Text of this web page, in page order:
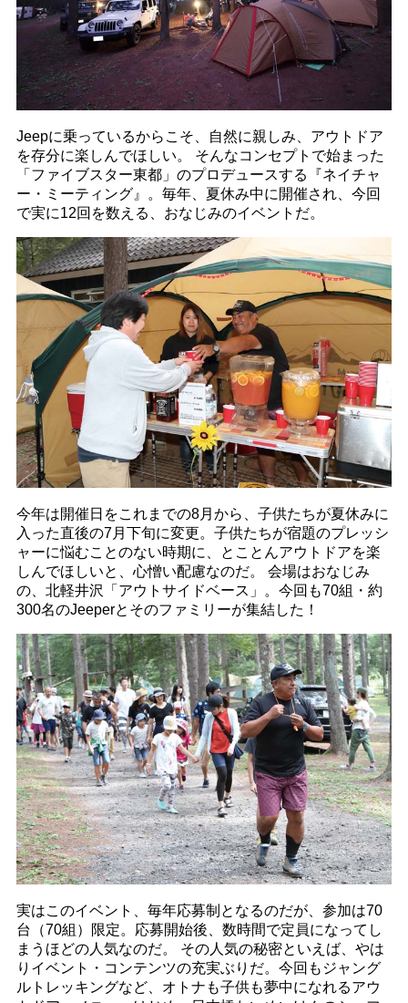
Jeepに乗っているからこそ、自然に親しみ、アウトドア
を存分に楽しんでほしい。 そんなコンセプトで始まった
「ファイブスター東都」のプロデュースする『ネイチャ
ー・ミーティング』。毎年、夏休み中に開催され、今回
で実に12回を数える、おなじみのイベントだ。
今年は開催日をこれまでの8月から、子供たちが夏休みに
入った直後の7月下旬に変更。子供たちが宿題のプレッシ
ャーに悩むことのない時期に、とことんアウトドアを楽
しんでほしいと、心憎い配慮なのだ。 会場はおなじみ
の、北軽井沢「アウトサイドベース」。今回も70組・約
300名のJeeperとそのファミリーが集結した！
実はこのイベント、毎年応募制となるのだが、参加は70
台（70組）限定。応募開始後、数時間で定員になってし
まうほどの人気なのだ。 その人気の秘密といえば、やは
りイベント・コンテンツの充実ぶりだ。今回もジャング
ルトレッキングなど、オトナも子供も夢中になれるアウ